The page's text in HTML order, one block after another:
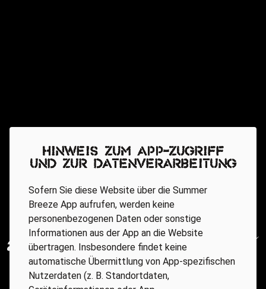
Hinweis zum App-Zugriff
und zur Datenverarbeitung
Sofern Sie diese Website über die Summer
Breeze App aufrufen, werden keine
personenbezogenen Daten oder sonstige
Informationen aus der App an die Website
übertragen. Insbesondere findet keine
automatische Übermittlung von App-spezifischen
Nutzerdaten (z. B. Standortdaten,